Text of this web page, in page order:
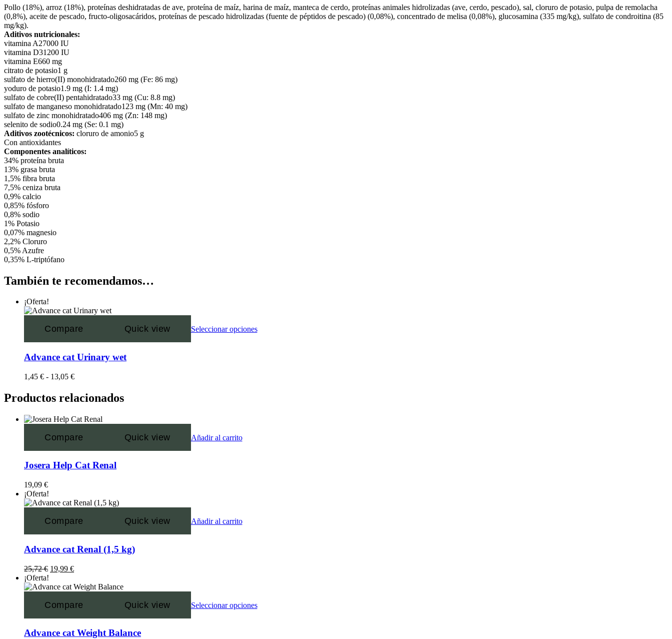
Pollo (18%), arroz (18%), proteínas deshidratadas de ave, proteína de maíz, harina de maíz, manteca de cerdo, proteínas animales hidrolizadas (ave, cerdo, pescado), sal, cloruro de potasio, pulpa de remolacha
(0,8%), aceite de pescado, fructo-oligosacáridos, proteínas de pescado hidrolizadas (fuente de péptidos de pescado) (0,08%), concentrado de melisa (0,08%), glucosamina (335 mg/kg), sulfato de condroitina (85
mg/kg).
Aditivos nutricionales:
vitamina A27000 IU
vitamina D31200 IU
vitamina E660 mg
citrato de potasio1 g
sulfato de hierro(II) monohidratado260 mg (Fe: 86 mg)
yoduro de potasio1.9 mg (I: 1.4 mg)
sulfato de cobre(II) pentahidratado33 mg (Cu: 8.8 mg)
sulfato de manganeso monohidratado123 mg (Mn: 40 mg)
sulfato de zinc monohidratado406 mg (Zn: 148 mg)
selenito de sodio0.24 mg (Se: 0.1 mg)
Aditivos zootécnicos: cloruro de amonio5 g
Con antioxidantes
Componentes analíticos:
34% proteína bruta
13% grasa bruta
1,5% fibra bruta
7,5% ceniza bruta
0,9% calcio
0,85% fósforo
0,8% sodio
1% Potasio
0,07% magnesio
2,2% Cloruro
0,5% Azufre
0,35% L-triptófano
También te recomendamos…
¡Oferta!
Compare Quick view Seleccionar opciones
Advance cat Urinary wet
1,45 € - 13,05 €
Productos relacionados
Compare Quick view Añadir al carrito
Josera Help Cat Renal
19,09 €
¡Oferta!
Compare Quick view Añadir al carrito
Advance cat Renal (1,5 kg)
25,72€ 19,99 €
¡Oferta!
Compare Quick view Seleccionar opciones
Advance cat Weight Balance